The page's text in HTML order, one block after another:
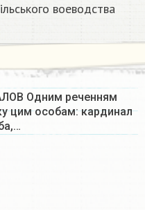
воеводства
Одним реченням
цим особам: кардинал